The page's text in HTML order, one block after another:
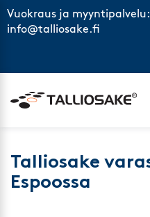
Skip to content
Vuokraus ja myyntipalvelu:
info@talliosake.fi
Talliosake
Espoossa